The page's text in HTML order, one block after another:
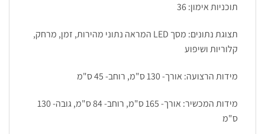
תוכניות אימון: 36
תצוגת נתונים: מסך LED המראה נתוני מהירות, זמן, מרחק,
קלוריות ושיפוע
מידות הרצועה: אורך- 130 ס"מ, רוחב- 45 ס"מ
מידות המכשיר: אורך- 165 ס"מ, רוחב- 84 ס"מ, גובה- 130
ס"מ